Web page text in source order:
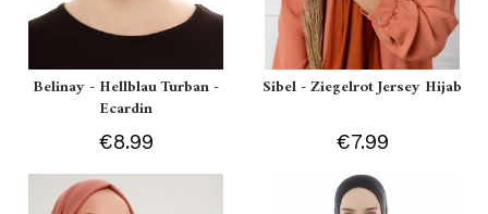
Belinay - Hellblau Turban -
Ecardin
€8.99
Sibel - Ziegelrot Jersey Hijab
€7.99